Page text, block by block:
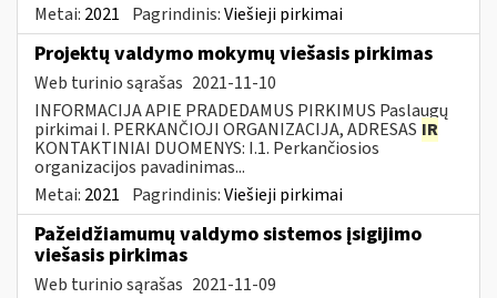
Metai: 2021 Pagrindinis:Viešieji pirkimai
Projektų valdymo mokymų viešasis pirkimas
Web turinio sąrašas 2021-11-10
INFORMACIJA APIE PRADEDAMUS PIRKIMUS Paslaugų
pirkimai I. PERKANČIOJI ORGANIZACIJA, ADRESAS IR
KONTAKTINIAI DUOMENYS: I.1. Perkančiosios
organizacijos pavadinimas...
Metai: 2021 Pagrindinis:Viešieji pirkimai
Pažeidžiamumų valdymo sistemos įsigijimo
viešasis pirkimas
Web turinio sąrašas 2021-11-09